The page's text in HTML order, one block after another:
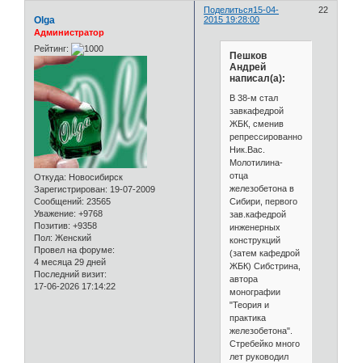
Поделиться 22
15-04-
2015 19:28:00
Olga
Администратор
Рейтинг:
Откуда: Новосибирск
Зарегистрирован: 19-07-2009
Сообщений: 23565
Уважение: +9768
Позитив: +9358
Пол: Женский
Провел на форуме:
4 месяца 29 дней
Последний визит:
17-06-2026 17:14:22
Пешков
Андрей
написал(а):
В 38-м стал
завкафедрой
ЖБК, сменив
репрессированного
Ник.Вас.
Молотилина-
отца
железобетона в
Сибири, первого
зав.кафедрой
инженерных
конструкций
(затем кафедрой
ЖБК) Сибстрина,
автора
монографии
"Теория и
практика
железобетона".
Стребейко много
лет руководил